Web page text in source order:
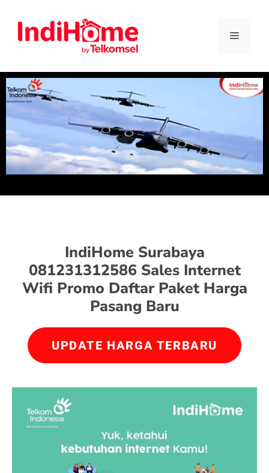
IndiHome Surabaya
081231312586 Sales Internet
Wifi Promo Daftar Paket Harga
Pasang Baru
UPDATE HARGA TERBARU